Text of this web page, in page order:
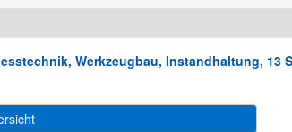
Werkzeugbau, Instandhaltung, 13